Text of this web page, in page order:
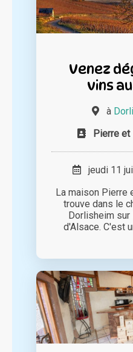
Venez
vins
à
Pierre et
jeudi 11
La maison Pierre
trouve dans le
Dorlisheim
d'Alsace. C'est